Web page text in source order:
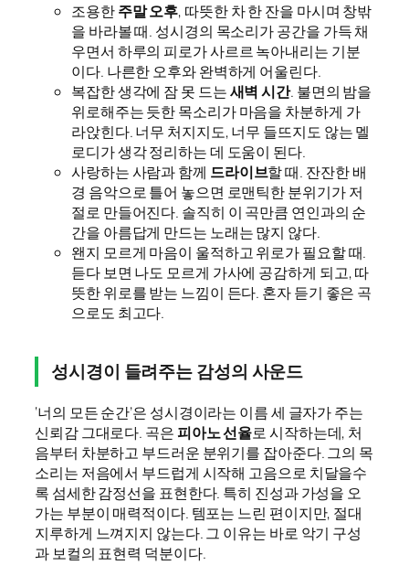
조용한주말 오후, 따뜻한 차 한 잔을 마시며 창밖
을 바라볼 때. 성시경의 목소리가 공간을 가득 채
우면서 하루의 피로가 사르르 녹아내리는 기분
이다. 나른한 오후와 완벽하게 어울린다.
복잡한 생각에 잠 못 드는새벽 시간. 불면의 밤을
위로해주는 듯한 목소리가 마음을 차분하게 가
라앉힌다. 너무 처지지도, 너무 들뜨지도 않는 멜
로디가 생각 정리하는 데 도움이 된다.
사랑하는 사람과 함께 드라이브할 때. 잔잔한 배
경 음악으로 틀어 놓으면 로맨틱한 분위기가 저
절로 만들어진다. 솔직히 이 곡만큼 연인과의 순
간을 아름답게 만드는 노래는 많지 않다.
왠지 모르게 마음이 울적하고 위로가 필요할 때.
듣다 보면 나도 모르게 가사에 공감하게 되고, 따
뜻한 위로를 받는 느낌이 든다. 혼자 듣기 좋은 곡
으로도 최고다.
성시경이 들려주는 감성의 사운드
‘너의 모든 순간’은 성시경이라는 이름 세 글자가 주는
신뢰감 그대로다. 곡은피아노 선율로 시작하는데, 처
음부터 차분하고 부드러운 분위기를 잡아준다. 그의 목
소리는 저음에서 부드럽게 시작해 고음으로 치달을수
록 섬세한 감정선을 표현한다. 특히 진성과 가성을 오
가는 부분이 매력적이다. 템포는 느린 편이지만, 절대
지루하게 느껴지지 않는다. 그 이유는 바로 악기 구성
과 보컬의 표현력 덕분이다.